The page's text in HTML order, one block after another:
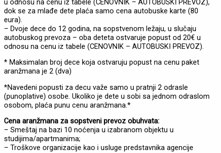
dok se za mlađe dete plaća samo cena autobuske karte (80
eura).
– Dvoje dece do 12 godina, na sopstvenom ležaju, u slučaju
autobuskog prevoza – oba deteta ostvaruje popust od 20€ u
odnosu na cenu iz tabele (CENOVNIK – AUTOBUSKI PREVOZ).
* Maksimalan broj dece koja ostvaruju popust na cenu paket
aranžmana je 2 (dva)
*Navedeni popusti za decu važe samo u pratnji 2 odrasle
(punoplative) osobe. Ukoliko je dete u sobi sa jednom odraslom
osobom, plaća punu cenu aranžmana.*
Cena aranžmana za sopstveni prevoz obuhvata:
– Smeštaj na bazi 10 noćenja u izabranom objektu u
studijima/apartmanima;
– Troškove organizacije kao i usluge predstavnika agencije